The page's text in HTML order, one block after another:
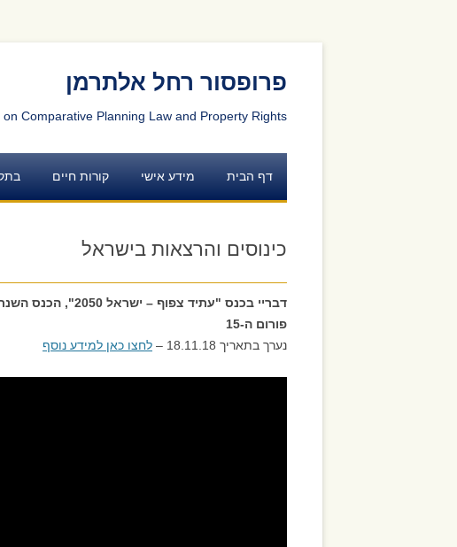
פרופסור רחל אלתרמן
Comparative Planning Law and Property Rights
דף הבית מידע אישי קורות חיים
כינוסים והרצאות בישראל
דבריי בכנס "עתיד
פורום ה-15
נערך בתאריך 18.11.18 –
לחצו כאן למידע נוסף